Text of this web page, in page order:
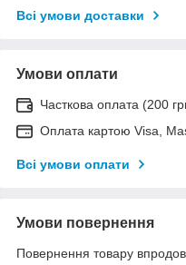
Всі умови доставки
Умови оплати
Часткова оплата (200
Оплата картою Visa,
Всі умови оплати
Умови повернення
Повернення товару